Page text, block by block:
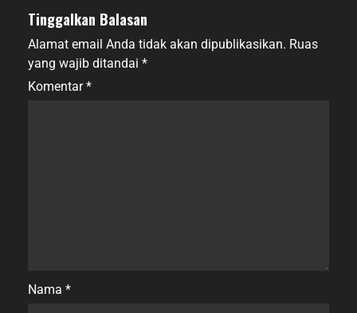
Tinggalkan Balasan
Alamat email Anda tidak akan dipublikasikan. Ruas
yang wajib ditandai *
Komentar*
Nama *